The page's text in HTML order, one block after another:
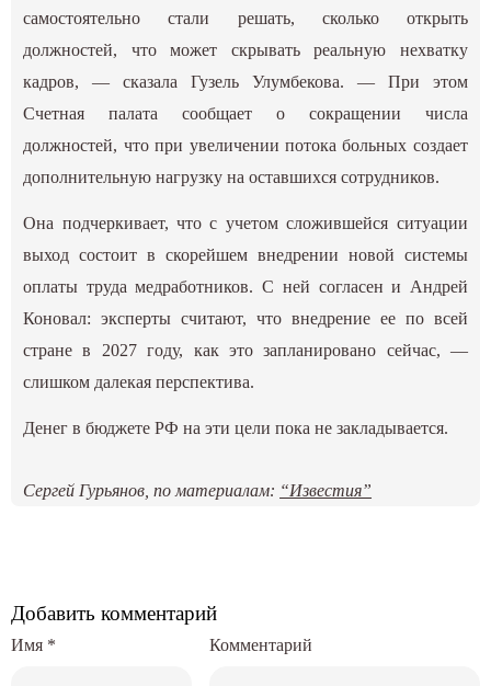
самостоятельно стали решать, сколько открыть
должностей, что может скрывать реальную нехватку
кадров, — сказала Гузель Улумбекова. — При этом
Счетная палата сообщает о сокращении числа
должностей, что при увеличении потока больных создает
дополнительную нагрузку на оставшихся сотрудников.
Она подчеркивает, что с учетом сложившейся ситуации
выход состоит в скорейшем внедрении новой системы
оплаты труда медработников. С ней согласен и Андрей
Коновал: эксперты считают, что внедрение ее по всей
стране в 2027 году, как это запланировано сейчас, —
слишком далекая перспектива.
Денег в бюджете РФ на эти цели пока не закладывается.
Сергей Гурьянов, по материалам: “Известия”
Добавить комментарий
Комментарий
Имя *